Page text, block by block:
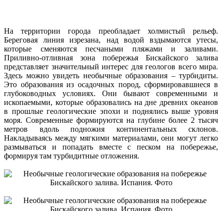
На территории города преобладает холмистый рельеф.
Береговая линия изрезана, над водой вздымаются утесы,
которые сменяются песчаными пляжами и заливами.
Приливно-отливная зона побережья Бискайского залива
представляет значительный интерес для геологов всего мира.
Здесь можно увидеть необычные образования – турбидиты.
Это образования из осадочных пород, сформировавшиеся в
глубоководных условиях. Они бывают современными и
ископаемыми, которые образовались на дне древних океанов
в прошлые геологические эпохи и поднялись выше уровня
моря. Современные формируются на глубине более 2 тысяч
метров вдоль подножия континентальных склонов.
Накладываясь между мягкими материалами, они могут легко
размываться и попадать вместе с песком на побережье,
формируя там турбидитные отложения.